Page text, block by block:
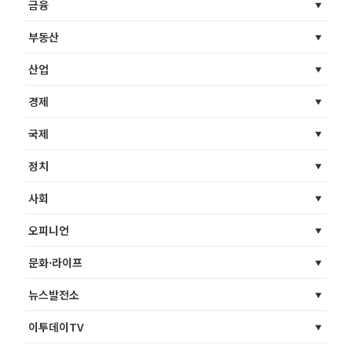
금융
부동산
산업
경제
국제
정치
사회
오피니언
문화·라이프
뉴스발전소
이투데이TV